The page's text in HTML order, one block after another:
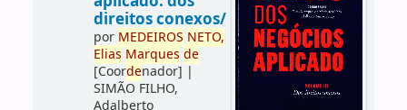
direitos conexos/
por MEDEIROS NETO,
Elias Marques de
[Coordenador] |
SIMÃO FILHO,
Adalberto